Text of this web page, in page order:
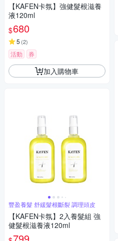
【KAFEN卡氛】強健髮根滋養
液120ml
$680
5 (2)
活動 券
加入購物車
豐盈養髮 舒緩髮根斷裂 調理頭皮
【KAFEN卡氛】2入養髮組 強
健髮根滋養液120ml